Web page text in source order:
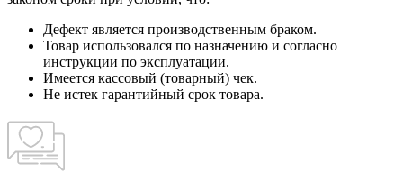
Дефект является производственным браком.
Товар использовался по назначению и согласно
инструкции по эксплуатации.
Имеется кассовый (товарный) чек.
Не истек гарантийный срок товара.